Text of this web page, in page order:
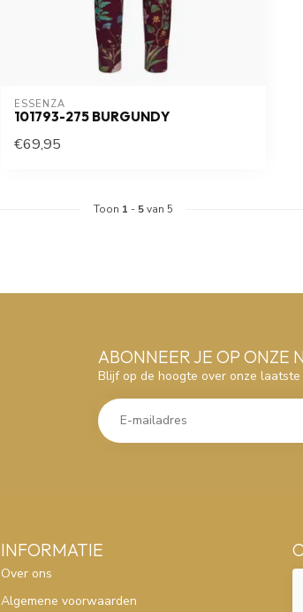
ESSENZA
101793-275 BURGUNDY
€69,95
Toon 1 - 5van 5
ABONNEER JE OP ONZE
Blijf op de hoogte over onze laatste
INFORMATIE
Over ons
Algemene voorwaarden